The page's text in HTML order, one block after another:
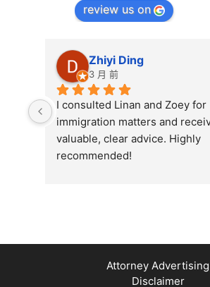
review us on
Zhiyi Ding
3 月 前
I consulted Linan and Zoey for
immigration matters and
valuable, clear advice. Highly
recommended!
Attorney Advertising
Disclaimer